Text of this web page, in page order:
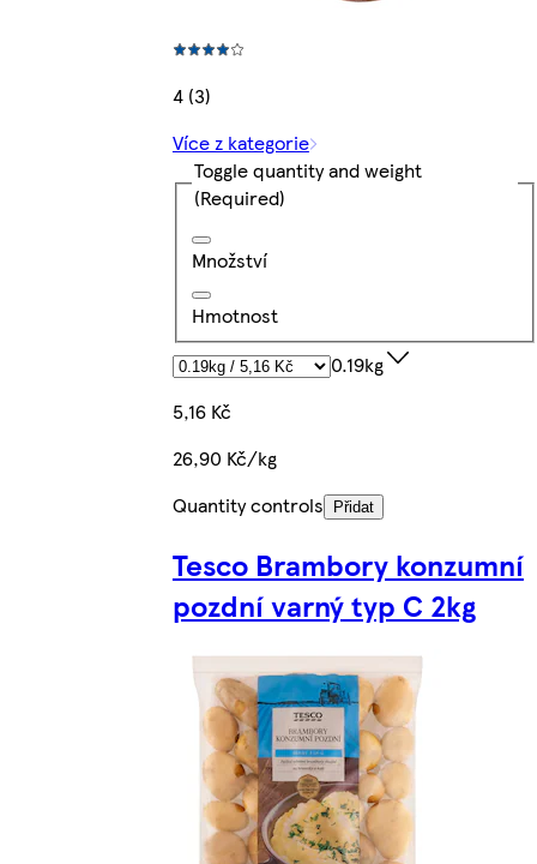
4 (3)
Více z kategorie
Toggle quantity and weight
(Required)
Množství
Hmotnost
0.19kg
5,16 Kč
26,90 Kč/kg
Quantity controls
Přidat
Tesco Brambory konzumní
pozdní varný typ C 2kg